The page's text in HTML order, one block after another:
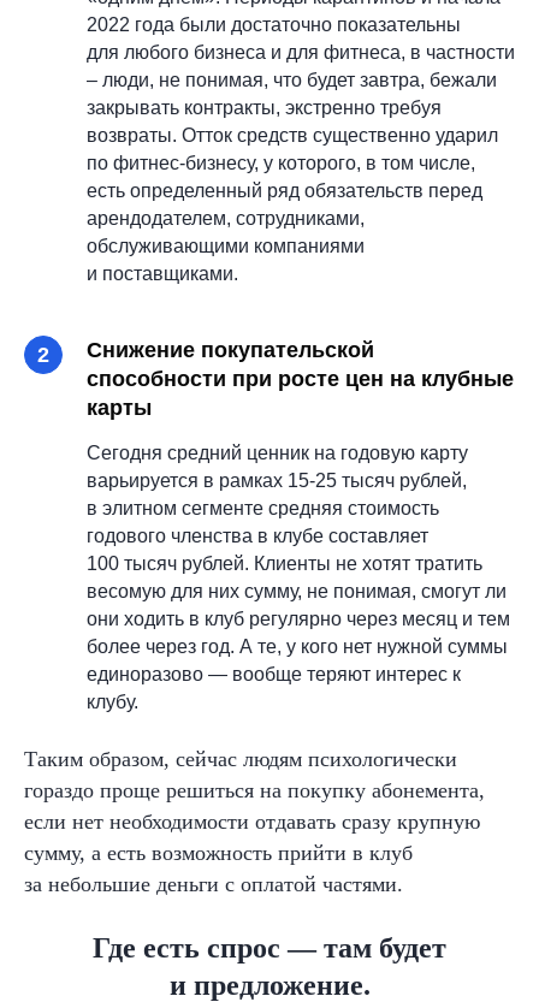
2022 года были достаточно показательны
для любого бизнеса и для фитнеса, в частности
– люди, не понимая, что будет завтра, бежали
закрывать контракты, экстренно требуя
возвраты. Отток средств существенно ударил
по фитнес-бизнесу, у которого, в том числе,
есть определенный ряд обязательств перед
арендодателем, сотрудниками,
обслуживающими компаниями
и поставщиками.
Снижение покупательской
способности при росте цен на клубные
карты
Сегодня средний ценник на годовую карту
варьируется в рамках 15-25 тысяч рублей,
в элитном сегменте средняя стоимость
годового членства в клубе составляет
100 тысяч рублей. Клиенты не хотят тратить
весомую для них сумму, не понимая, смогут ли
они ходить в клуб регулярно через месяц и тем
более через год. А те, у кого нет нужной суммы
единоразово — вообще теряют интерес к
клубу.
Таким образом, сейчас людям психологически
гораздо проще решиться на покупку абонемента,
если нет необходимости отдавать сразу крупную
сумму, а есть возможность прийти в клуб
за небольшие деньги с оплатой частями.
Где есть спрос — там будет
и предложение.